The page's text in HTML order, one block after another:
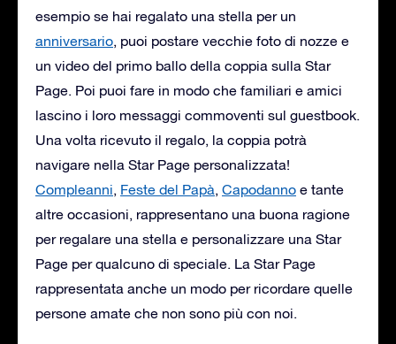
esempio se hai regalato una stella per un
anniversario, puoi postare vecchie foto di nozze e
un video del primo ballo della coppia sulla Star
Page. Poi puoi fare in modo che familiari e amici
lascino i loro messaggi commoventi sul guestbook.
Una volta ricevuto il regalo, la coppia potrà
navigare nella Star Page personalizzata!
Compleanni, Feste del Papà, Capodanno e tante
altre occasioni, rappresentano una buona ragione
per regalare una stella e personalizzare una Star
Page per qualcuno di speciale. La Star Page
rappresentata anche un modo per ricordare quelle
persone amate che non sono più con noi.